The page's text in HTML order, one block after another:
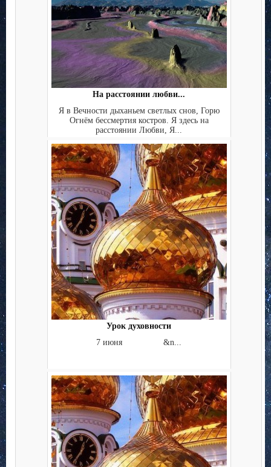
На расстоянии любви...
Я в Вечности дыханьем светлых снов, Горю
Огнём бессмертия костров. Я здесь на
расстоянии Любви, Я...
Урок духовности
7 июня &n...